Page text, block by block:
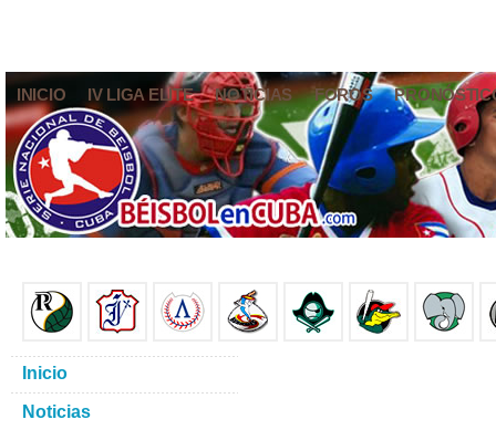
INICIO IV LIGA ELITE NOTICIAS FOROS
Inicio
Noticias